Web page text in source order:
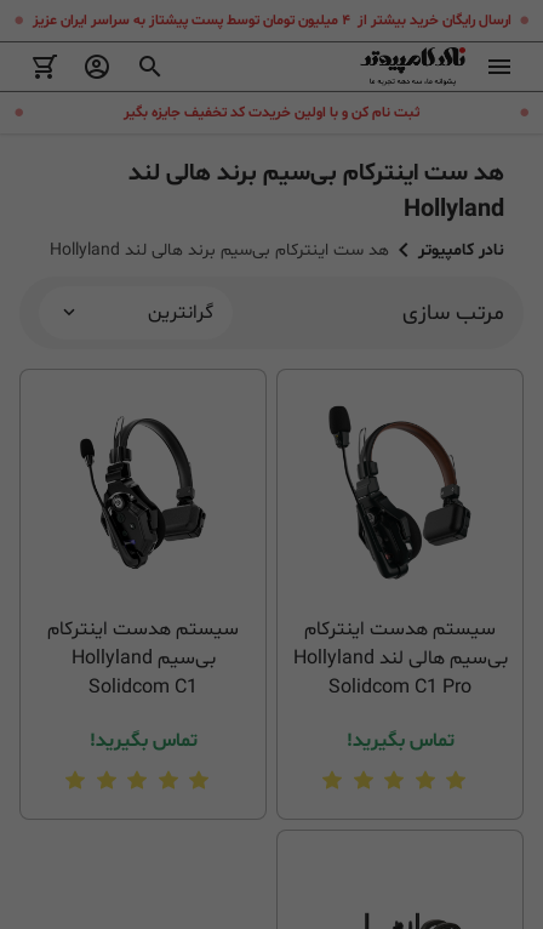
ارسال رایگان خرید بیشتر از ۴ میلیون تومان توسط پست پیشتاز به سراسر ایران عزیز
.
ثبت نام کن و با اولین خریدت کد تخفیف جایزه بگیر .
هد ست اینترکام بی‌سیم برند هالی لند
Hollyland
نادر کامپیوتر هد ست اینترکام بی‌سیم برند هالی لند Hollyland
مرتب سازی گرانترین
سیستم هدست اینترکام
بی‌سیم هالی لند Hollyland
Solidcom C1 Pro
تماس بگیرید!
سیستم هدست اینترکام
بی‌سیم Hollyland
Solidcom C1
تماس بگیرید!